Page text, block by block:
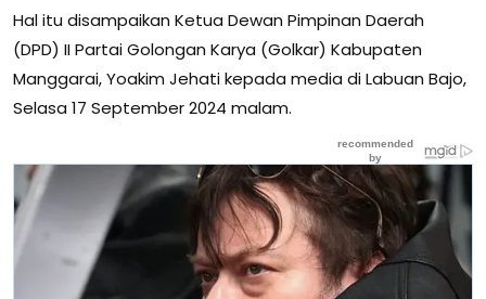
Hal itu disampaikan Ketua Dewan Pimpinan Daerah
(DPD) II Partai Golongan Karya (Golkar) Kabupaten
Manggarai, Yoakim Jehati kepada media di Labuan Bajo,
Selasa 17 September 2024 malam.